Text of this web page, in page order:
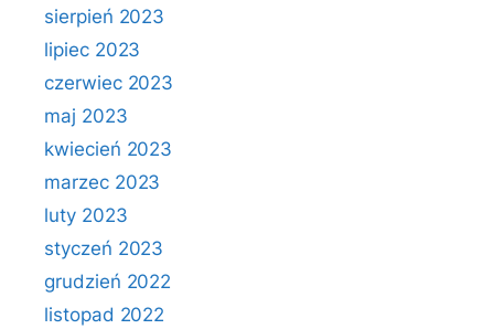
sierpień 2023
lipiec 2023
czerwiec 2023
maj 2023
kwiecień 2023
marzec 2023
luty 2023
styczeń 2023
grudzień 2022
listopad 2022